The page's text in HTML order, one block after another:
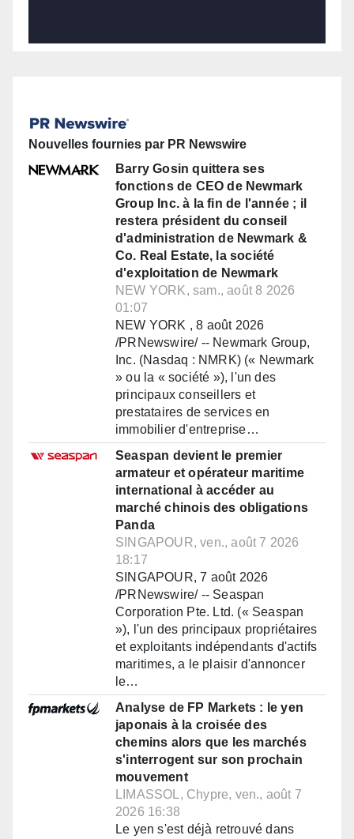
Nouvelles fournies par PR Newswire
Barry Gosin quittera ses
fonctions de CEO de Newmark
Group Inc. à la fin de l'année ; il
restera président du conseil
d'administration de Newmark &
Co. Real Estate, la société
d'exploitation de Newmark
NEW YORK, sam., août 8 2026
01:07
NEW YORK , 8 août 2026
/PRNewswire/ -- Newmark Group,
Inc. (Nasdaq : NMRK) (« Newmark
» ou la « société »), l'un des
principaux conseillers et
prestataires de services en
immobilier d'entreprise…
Seaspan devient le premier
armateur et opérateur maritime
international à accéder au
marché chinois des obligations
Panda
SINGAPOUR, ven., août 7 2026
18:17
SINGAPOUR, 7 août 2026
/PRNewswire/ -- Seaspan
Corporation Pte. Ltd. (« Seaspan
»), l'un des principaux propriétaires
et exploitants indépendants d'actifs
maritimes, a le plaisir d'annoncer
le…
Analyse de FP Markets : le yen
japonais à la croisée des
chemins alors que les marchés
s'interrogent sur son prochain
mouvement
LIMASSOL, Chypre, ven., août 7
2026 16:38
Le yen s'est déjà retrouvé dans